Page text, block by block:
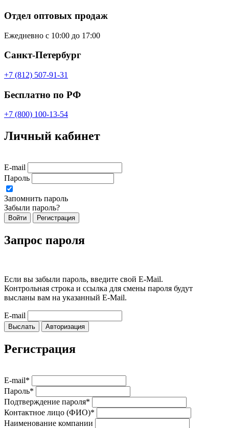
Отдел оптовых продаж
Ежедневно с 10:00 до 17:00
Санкт-Петербург
+7 (812) 507-91-31
Бесплатно по РФ
+7 (800) 100-13-54
Личный кабинет
E-mail
Пароль
Запомнить пароль
Забыли пароль?
Войти Регистрация
Запрос пароля
Если вы забыли пароль, введите свой E-Mail.
Контрольная строка и ссылка для смены пароля будут
высланы вам на указанный E-Mail.
E-mail
Выслать Авторизация
Регистрация
E-mail*
Пароль*
Подтверждение пароля*
Контактное лицо (ФИО)*
Наименование компании